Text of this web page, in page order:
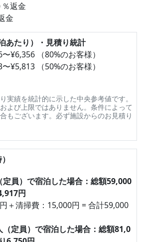
返金
金
あたり）・見積り統計
¥6,356 （80%のお客様）
¥5,813 （50%のお客様）
実績を統計的に示した中央参考値です。
よび上限ではありません。条件によって
もございます。必ず施設からのお見積り
定員）で宿泊した場合：総額59,000
円
＋清掃費：15,000円 = 合計59,000
（定員）で宿泊した場合：総額81,0